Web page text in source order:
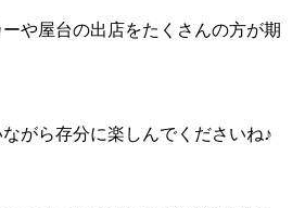
や屋台の出店をたくさんの方が期
がら存分に楽しんでくださいね♪